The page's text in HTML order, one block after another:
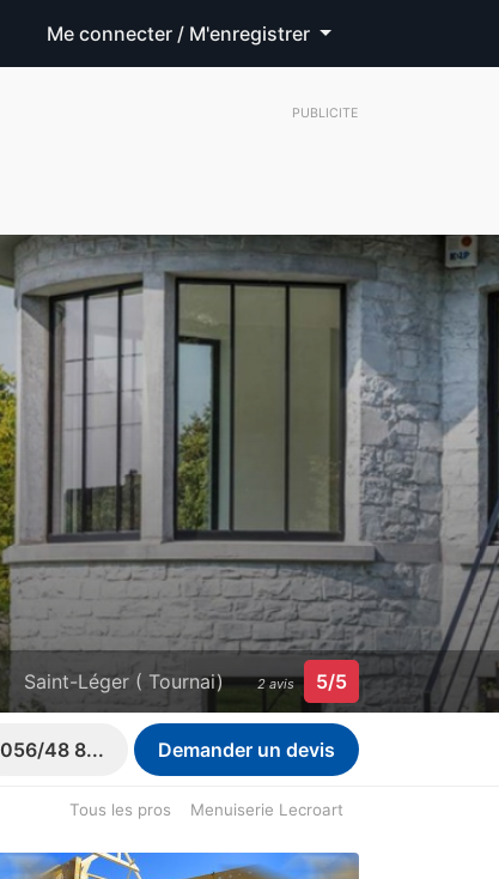
Me connecter / M'enregistrer
PUBLICITE
Saint-Léger ( Tournai) 2 avis 5/5
056/48 8... Demander un devis
Tous les pros Menuiserie Lecroart